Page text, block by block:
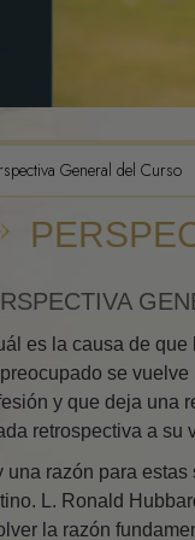
General del Curso
es la causa de
se
y que deja una
retrospectiva a su
una razón para
L. Ronald
la razón